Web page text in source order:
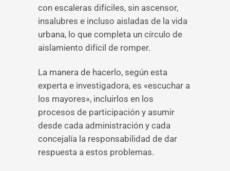
con escaleras difíciles, sin ascensor,
insalubres e incluso aisladas de la vida
urbana, lo que completa un círculo de
aislamiento difícil de romper.
La manera de hacerlo, según esta
experta e investigadora, es «escuchar a
los mayores», incluirlos en los
procesos de participación y asumir
desde cada administración y cada
concejalía la responsabilidad de dar
respuesta a estos problemas.